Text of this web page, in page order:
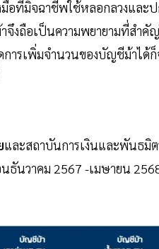
มือที่มิจฉาชีพใช้หลอกลวงและ
จึงถือเป็นความพยายามที่สำ
การเพิ่มจำนวนของบัญชีม้าได้
และสถาบันการเงินและพันธมิ
ธันวาคม 2567 -เมษายน